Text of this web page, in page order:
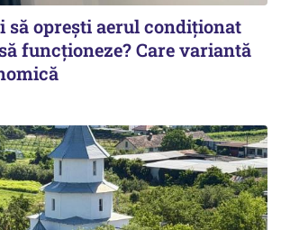
să oprești aerul condiționat
funcționeze? Care variantă